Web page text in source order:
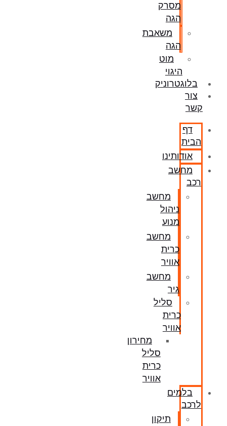
מסרק
הגה
משאבת
הגה
מוט
היגוי
בלוגטרוניק
צור
קשר
דף
הבית
אודותינו
מחשב
רכב
מחשב
ניהול
מנוע
מחשב
כרית
אוויר
מחשב
גיר
סליל
כרית
אוויר
מחירון
סליל
כרית
אוויר
בלמים
לרכב
תיקון